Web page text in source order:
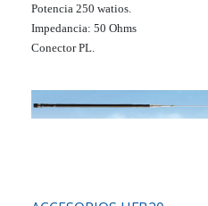
Potencia 250 watios.
Impedancia: 50 Ohms
Conector PL.